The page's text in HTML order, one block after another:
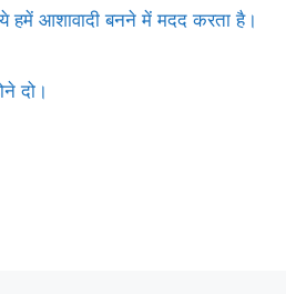
हमें आशावादी बनने में मदद करता है।
दो।